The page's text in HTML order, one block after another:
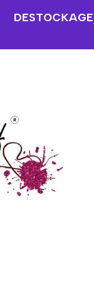
DESTOCKAGE